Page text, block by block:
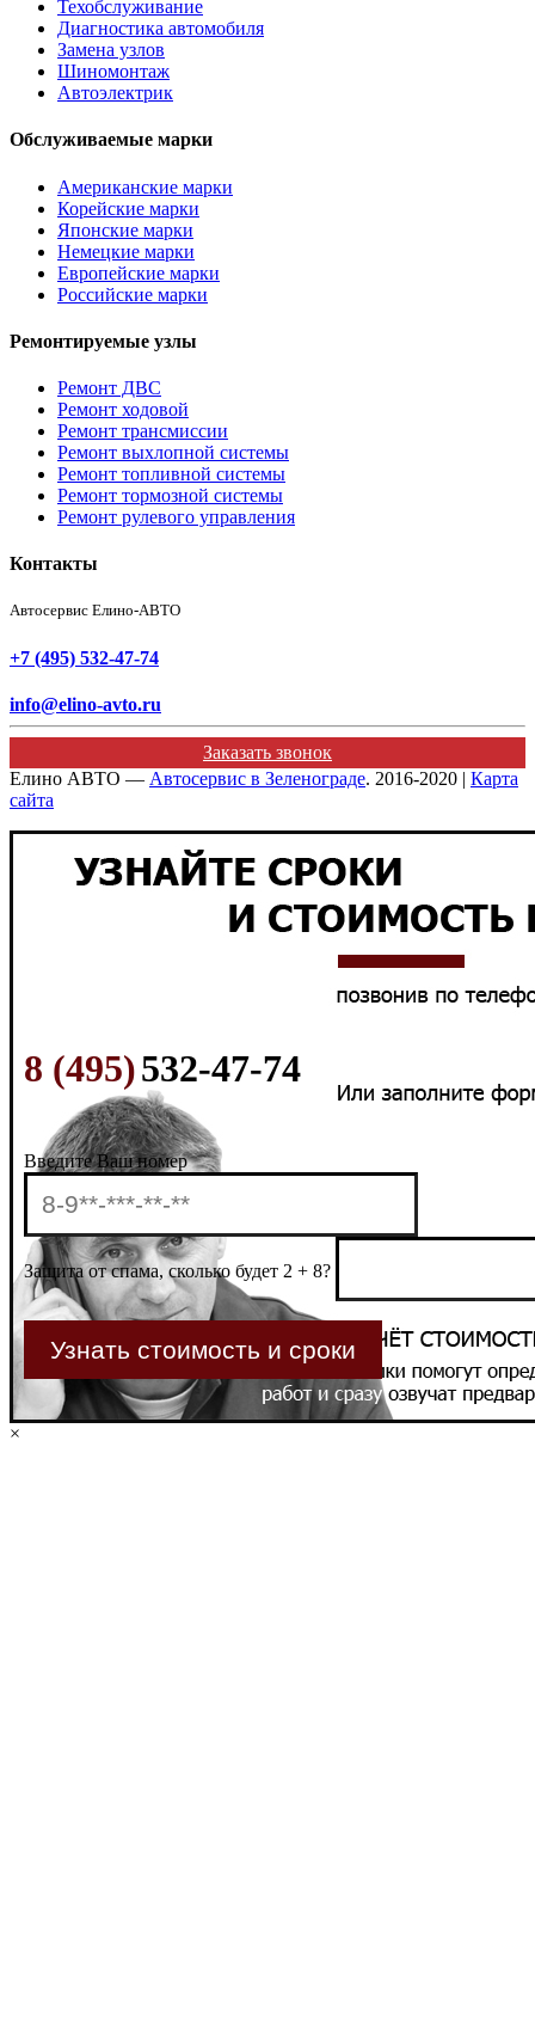
Техобслуживание
Диагностика автомобиля
Замена узлов
Шиномонтаж
Автоэлектрик
Обслуживаемые марки
Американские марки
Корейские марки
Японские марки
Немецкие марки
Европейские марки
Российские марки
Ремонтируемые узлы
Ремонт ДВС
Ремонт ходовой
Ремонт трансмиссии
Ремонт выхлопной системы
Ремонт топливной системы
Ремонт тормозной системы
Ремонт рулевого управления
Контакты
Автосервис Елино-АВТО
+7 (495) 532-47-74
info@elino-avto.ru
Заказать звонок
Елино АВТО — Автосервис в Зеленограде. 2016-2020 | Карта
сайта
8 (495)532-47-74
Введите Ваш номер
Защита от спама, сколько будет 2 + 8?
×